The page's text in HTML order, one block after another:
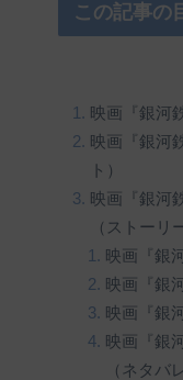
この記事の
映画『銀河
映画『銀河
ト）
映画『銀河
（ストーリ
映画『銀
映画『銀
映画『銀
映画『銀
（ネタバ